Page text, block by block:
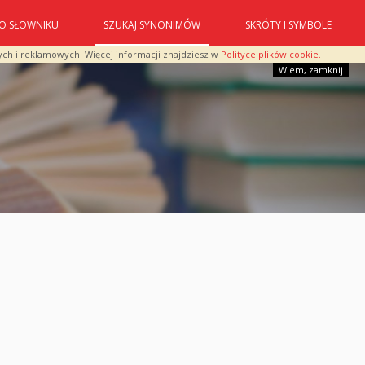
i reklamowych. Więcej informacji znajdziesz w Polityce plików cookie.
Wiem, zamknij
O SŁOWNIKU SZUKAJ SYNONIMÓW SKRÓTY I SYMBOLE